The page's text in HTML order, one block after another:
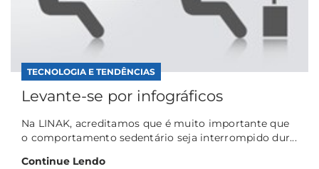
TECNOLOGIA E TENDÊNCIAS
Levante-se por infográficos
Na LINAK, acreditamos que é muito importante que
o comportamento sedentário seja interrompido dur...
Continue Lendo